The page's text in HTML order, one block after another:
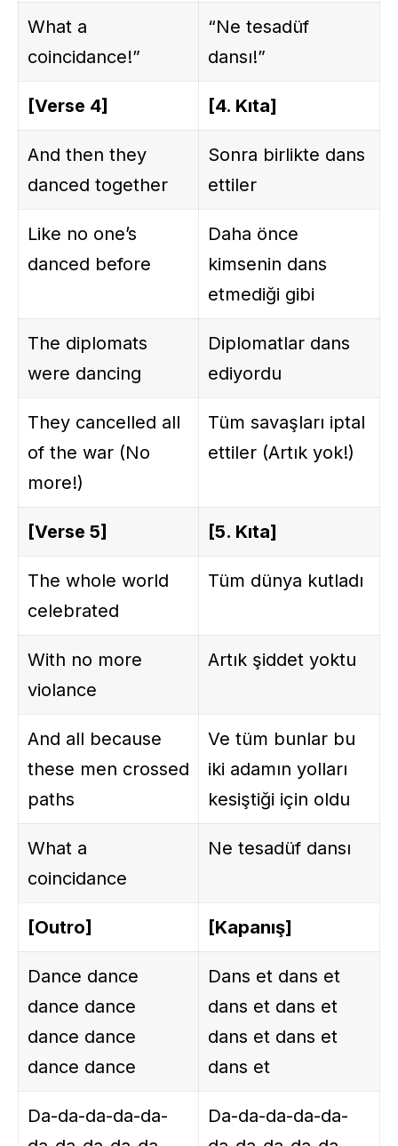
What a
coincidance!”
“Ne tesadüf
dansı!”
[Verse 4] [4. Kıta]
And then they
danced together
Sonra birlikte dans
ettiler
Like no one’s
danced before
Daha önce
kimsenin dans
etmediği gibi
The diplomats
were dancing
Diplomatlar dans
ediyordu
They cancelled all
of the war (No
more!)
Tüm savaşları iptal
ettiler (Artık yok!)
[Verse 5] [5. Kıta]
The whole world
celebrated
Tüm dünya kutladı
With no more
violance
Artık şiddet yoktu
And all because
these men crossed
paths
Ve tüm bunlar bu
iki adamın yolları
kesiştiği için oldu
What a
coincidance
Ne tesadüf dansı
[Outro] [Kapanış]
Dance dance
dance dance
dance dance
dance dance
Dans et dans et
dans et dans et
dans et dans et
dans et
Da-da-da-da-da-
Da-da-da-da-da-